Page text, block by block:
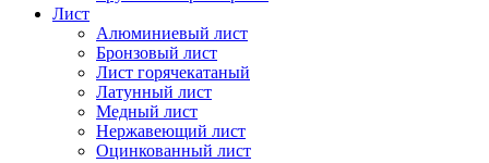
Лист
Алюминиевый лист
Бронзовый лист
Лист горячекатаный
Латунный лист
Медный лист
Нержавеющий лист
Оцинкованный лист